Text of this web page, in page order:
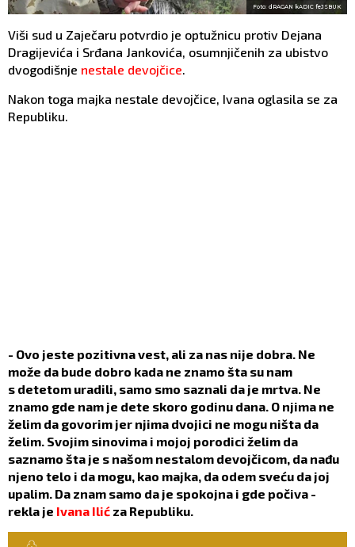
Foto: dRAGAN kADIC feJSBUK
Viši sud u Zaječaru potvrdio je optužnicu protiv Dejana
Dragijevića i Srđana Jankovića, osumnjičenih za ubistvo
dvogodišnje nestale devojčice.
Nakon toga majka nestale devojčice, Ivana oglasila se za
Republiku.
- Ovo jeste pozitivna vest, ali za nas nije dobra. Ne
može da bude dobro kada ne znamo šta su nam
s detetom uradili, samo smo saznali da je mrtva. Ne
znamo gde nam je dete skoro godinu dana. O njima ne
želim da govorim jer njima dvojici ne mogu ništa da
želim. Svojim sinovima i mojoj porodici želim da
saznamo šta je s našom nestalom devojčicom, da nađu
njeno telo i da mogu, kao majka, da odem sveću da joj
upalim. Da znam samo da je spokojna i gde počiva -
rekla je Ivana Ilić za Republiku.